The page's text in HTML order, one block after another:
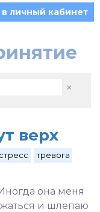
в личный кабинет
×
верх
стресс
тревога
она меня
и шлепаю